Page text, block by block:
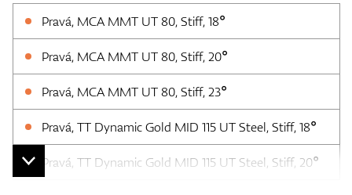
Pravá, MCA MMT UT 80, Stiff, 18°
Pravá, MCA MMT UT 80, Stiff, 20°
Pravá, MCA MMT UT 80, Stiff, 23°
Pravá, TT Dynamic Gold MID 115 UT Steel, Stiff, 18°
Pravá, TT Dynamic Gold MID 115 UT Steel, Stiff, 20°